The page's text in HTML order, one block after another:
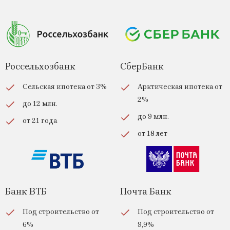
Россельхозбанк
Сельская ипотека от 3%
до 12 млн.
от 21 года
СберБанк
Арктическая ипотека от
2%
до 9 млн.
от 18 лет
Банк ВТБ
Под строительство от
6%
Почта Банк
Под строительство от
9,9%